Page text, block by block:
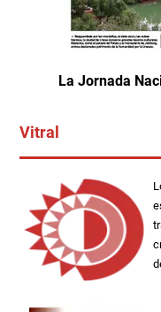
La Jornada
Vitral